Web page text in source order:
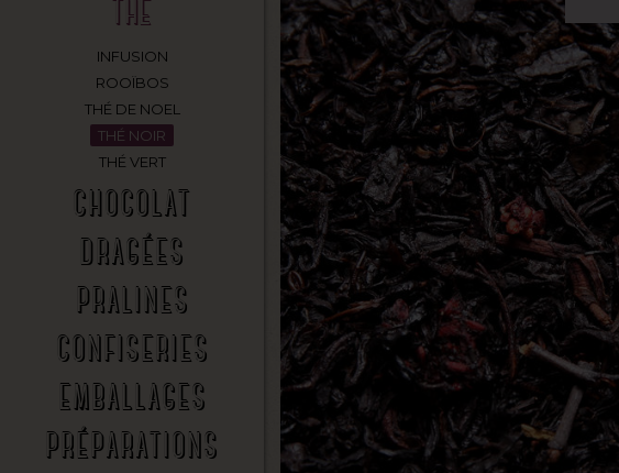
THÉ
INFUSION
ROOÏBOS
THÉ DE NOEL
THÉ NOIR
THÉ VERT
CHOCOLAT
DRAGÉES
PRALINES
CONFISERIES
EMBALLAGES
PRÉPARATIONS